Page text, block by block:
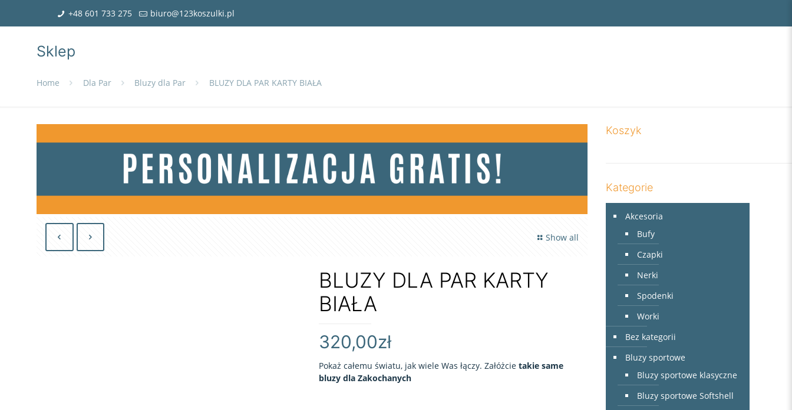
+48 601 733 275 biuro@123koszulki.pl
Sklep
Home Dla Par Bluzy dla Par BLUZY DLA PAR KARTY BIAŁA
Show all
BLUZY DLA PAR KARTY
BIAŁA
320,00zł
Pokaż całemu światu, jak wiele Was łączy. Załóżcietakie same
bluzy dla Zakochanych
Koszyk
Kategorie
Akcesoria
Bufy
Czapki
Nerki
Spodenki
Worki
Bez kategorii
Bluzy sportowe
Bluzy sportowe klasyczne
Bluzy sportowe Softshell